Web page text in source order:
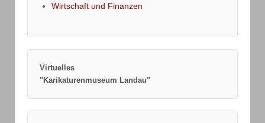
Wirtschaft und Finanzen
Virtuelles
"Karikaturenmuseum Landau"